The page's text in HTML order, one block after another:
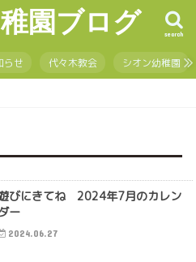
園ブログ search
らせ 代々木教会 シオン幼稚園
びにきてね 2024年7月のカレン
ダー
2024.06.27